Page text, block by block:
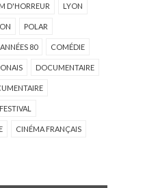
D'HORREUR LYON
POLAR
ANNÉES 80 COMÉDIE
DOCUMENTAIRE
FESTIVAL
CINÉMA FRANÇAIS